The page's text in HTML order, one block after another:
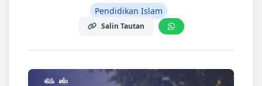
Pendidikan Islam
Salin Tautan